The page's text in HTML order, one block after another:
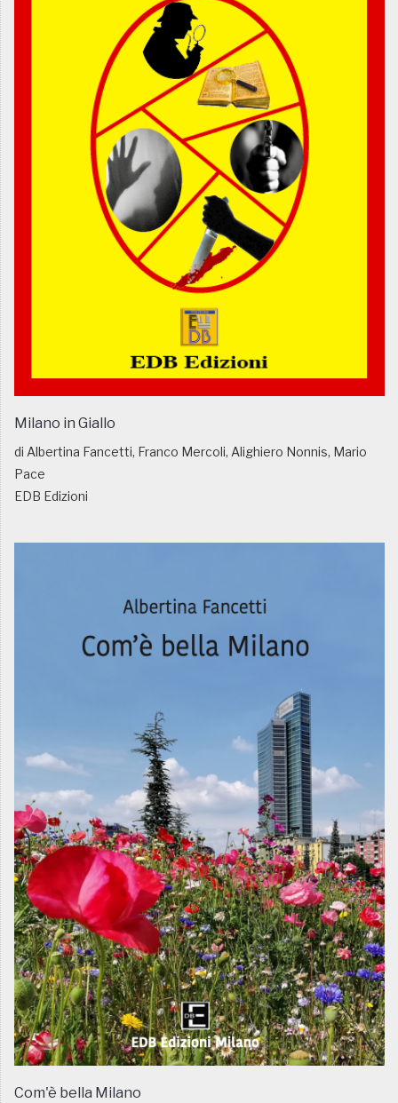
Milano in Giallo
di Albertina Fancetti, Franco Mercoli, Alighiero Nonnis, Mario
Pace
EDB Edizioni
Com'è bella Milano